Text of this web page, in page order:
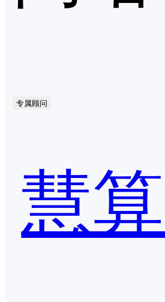
专属顾问
慧